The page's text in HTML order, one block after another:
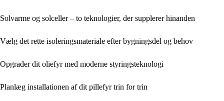
Solvarme og solceller – to teknologier, der supplerer hinanden
Vælg det rette isoleringsmateriale efter bygningsdel og behov
Opgrader dit oliefyr med moderne styringsteknologi
Planlæg installationen af dit pillefyr trin for trin